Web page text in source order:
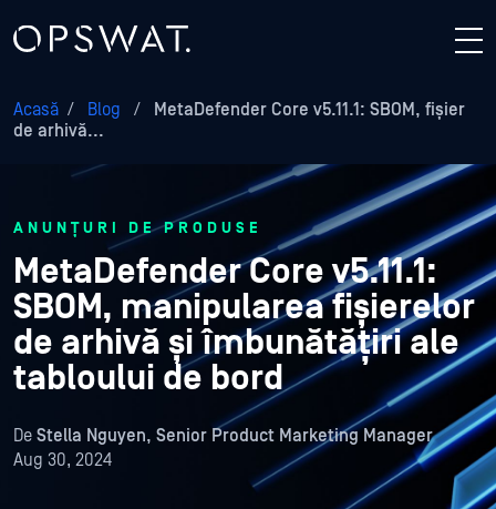
Acasă / Blog /
MetaDefender Core v5.11.1: SBOM, fișier
de arhivă...
ANUNȚURI DE PRODUSE
MetaDefender Core v5.11.1:
SBOM, manipularea fișierelor
de arhivă și îmbunătățiri ale
tabloului de bord
De Stella Nguyen, Senior Product Marketing Manager
Aug 30, 2024